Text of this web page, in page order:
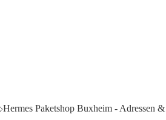
Hermes Paketshop Buxheim - Adressen